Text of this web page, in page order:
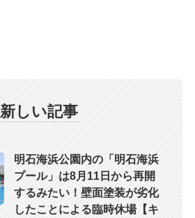
新しい記事
明石海浜公園内の「明石海浜
プール」は8月11日から再開
するみたい！壁面塗装が劣化
したことによる臨時休場【キ